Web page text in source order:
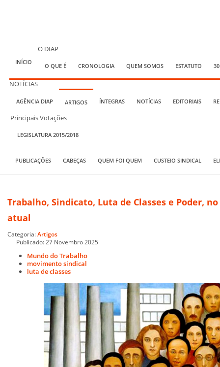
INÍCIO
O DIAP
O QUE É CRONOLOGIA QUEM SOMOS ESTATUTO
NOTÍCIAS
AGÊNCIA DIAP ARTIGOS ÍNTEGRAS NOTÍCIAS EDITORIAIS
Principais Votações
LEGISLATURA 2015/2018
PUBLICAÇÕES CABEÇAS QUEM FOI QUEM CUSTEIO SINDICAL
Trabalho, Sindicato, Luta de Classes e Poder,
atual
Categoria:Artigos
Publicado: 27 Novembro 2025
Mundo do Trabalho
movimento sindical
luta de classes